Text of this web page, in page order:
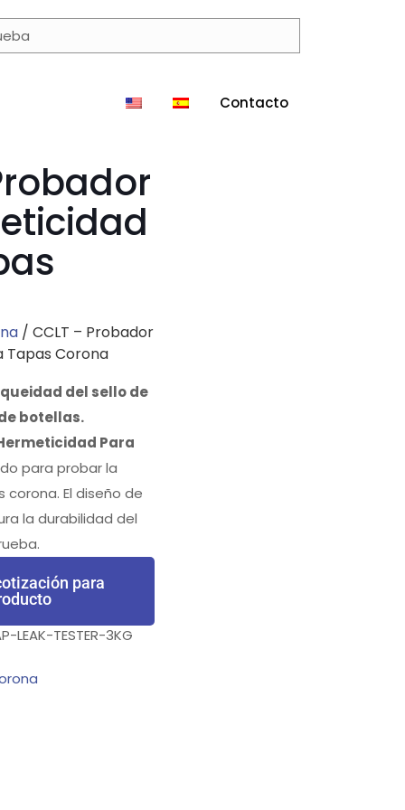
Contacto
/ CCLT – Probador
Tapas Corona
del sello de
botellas.
Para
para probar la
El diseño de
la durabilidad del
para
LEAK-TESTER-3KG